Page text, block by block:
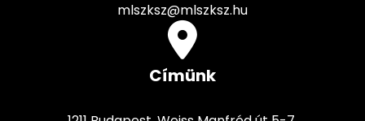
mlszksz@mlszksz.hu
Címünk